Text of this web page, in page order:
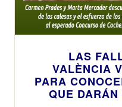
LAS
VALÈNCIA
PARA
QUE